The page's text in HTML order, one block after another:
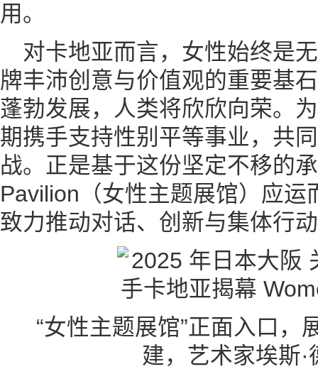
用。
对卡地亚而言，女性始终是
牌丰沛创意与价值观的重要基
蓬勃发展，人类将欣欣向荣。
期携手支持性别平等事业，共
战。正是基于这份坚定不移的
Pavilion（女性主题展馆）应运
致力推动对话、创新与集体行
“女性主题展馆”正面入口，
建，艺术家埃斯